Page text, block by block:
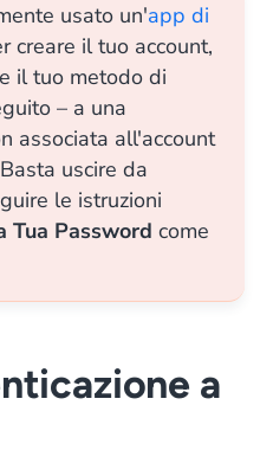
usato un'app di
creare il tuo account,
il tuo metodo di
– a una
associata all'account
uscire da
le istruzioni
Tua Password come
a